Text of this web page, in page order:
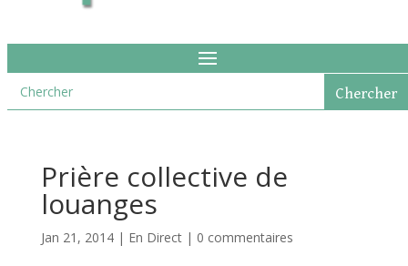
Prière collective de
louanges
Jan 21, 2014| En Direct| 0 commentaires